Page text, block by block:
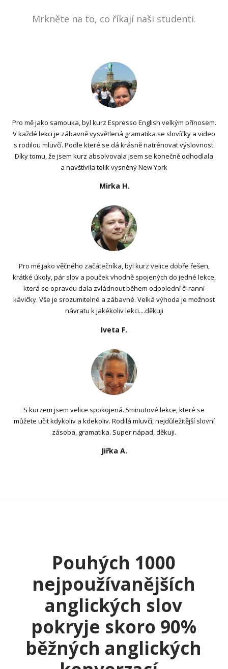
Mrkněte na to, co říkají naši studenti.
Pro mě jako samouka, byl kurz Espresso English velkým přínosem.
V každé lekci je zábavně vysvětlená gramatika se slovíčky a video
s rodilou mluvčí. Podle které se dá krásně natrénovat výslovnost.
Díky tomu, že jsem kurz absolvovala jsem se konečně odhodlala
a navštívila tolik vysněný New York
Mirka H.
Pro mě jako věčného začátečníka, byl kurz velice dobře řešen,
krátké úkoly, pár slov a pouček vhodně spojených do jedné lekce,
která se opravdu dala zvládnout během odpolední či ranní
kávičky. Vše je srozumitelné a zábavné. Velká výhoda je možnost
návratu k jakékoliv lekci....děkuji
Iveta F.
S kurzem jsem velice spokojená. 5minutové lekce, které se
můžete učit kdykoliv a kdekoliv. Rodilá mluvčí, nejdůležitější slovní
zásoba, gramatika. Super nápad, děkuji.
Jiřka A.
Pouhých 1000
nejpoužívanějších
anglických slov
pokryje skoro 90%
běžných anglických